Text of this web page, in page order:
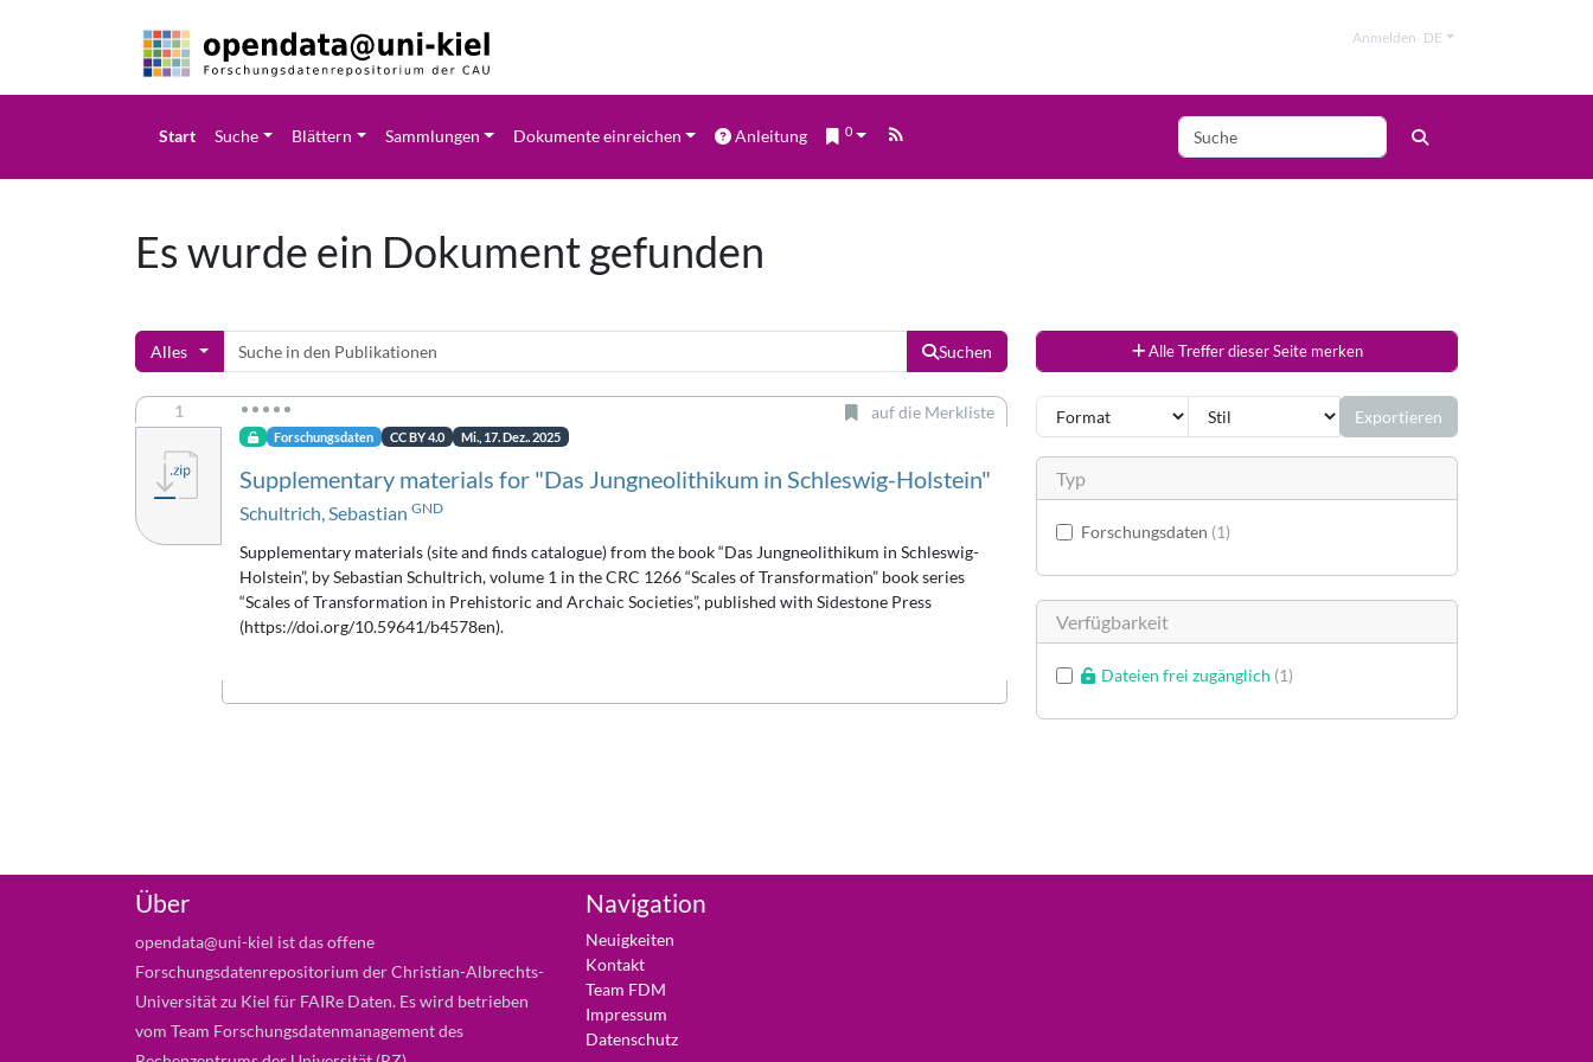
Anmelden DE
Start Suche Blättern Sammlungen Dokumente einreichen Anleitung 0
Es wurde ein Dokument gefunden
Alles Suchen Alle Treffer dieser Seite merken
1 auf die Merkliste
Forschungsdaten CC BY 4.0 Mi., 17. Dez.. 2025
Supplementary materials for "Das Jungneolithikum in Schleswig-Holstein"
Schultrich, Sebastian GND
Supplementary materials (site and finds catalogue) from the book “Das Jungneolithikum in Schleswig-
Holstein”, by Sebastian Schultrich, volume 1 in the CRC 1266 “Scales of Transformation” book series
“Scales of Transformation in Prehistoric and Archaic Societies”, published with Sidestone Press
(https://doi.org/10.59641/b4578en).
Exportieren
Typ
Forschungsdaten 1
Verfügbarkeit
Dateien frei zugänglich 1
Über
opendata@uni-kiel ist das offene
Forschungsdatenrepositorium der Christian-Albrechts-
Universität zu Kiel für FAIRe Daten. Es wird betrieben
vom Team Forschungsdatenmanagement des
Navigation
Neuigkeiten
Kontakt
Team FDM
Impressum
Datenschutz